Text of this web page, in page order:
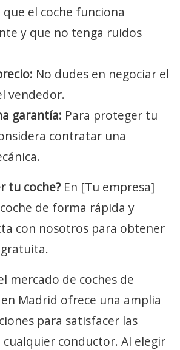
el coche funciona
y que no tenga ruidos
No dudes en negociar el
vendedor.
garantía: Para proteger tu
contratar una
tu coche?En [Tu empresa]
de forma rápida y
con nosotros para obtener
mercado de coches de
Madrid ofrece una amplia
para satisfacer las
cualquier conductor. Al elegir